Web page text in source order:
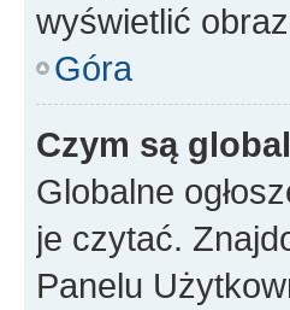
wyświetlić
Góra
Czym są
Globalne
je czytać.
Panelu